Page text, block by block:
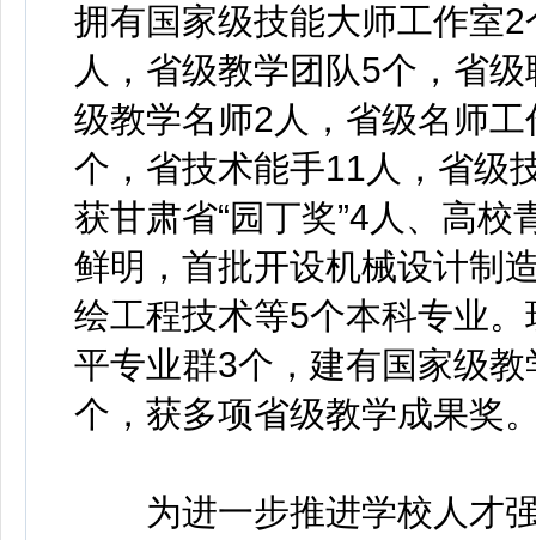
拥有国家级技能大师工作室
人，省级教学团队5个，省
级教学名师2人，省级名师
个，省技术能手11人，省级
获甘肃省“园丁奖”4人、高
鲜明，首批开设机械设计制
绘工程技术等5个本科专业
平专业群3个，建有国家级
个，获多项省级教学成果奖
为进一步推进学校人才强